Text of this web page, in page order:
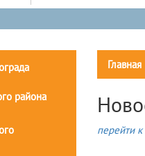
района
Главная
перейти к